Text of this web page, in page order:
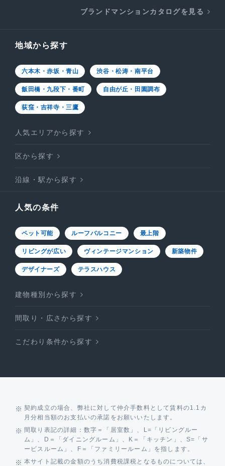
ブランドマンションカタログを見る
地域から探す
六本木・赤坂・青山 渋谷・松涛・南平台
飯田橋・九段下・番町 自由が丘・田園調布
荻窪・吉祥寺・三鷹
人気エリアから探す
区から探す
沿線・駅から探す
人気の条件
ペット可能 ルーフバルコニー 最上階
リビングが広い ヴィンテージマンション 新築物件
デザイナーズ テラスハウス
建物種別から探す
間取り・広さから探す
こだわり条件から探す
契約成立の場合、弊社に対して仲介手数料として賃料の1.1カ
月分相当額のお支払いの承諾をお願いいたします。
間取り表記の詳細：数字＝「居室数」、L=「リビングルー
ム」、D＝「ダイニングルーム」、K＝「キッチン」、S=「サ
ービスルーム」、F＝「ファミリールーム」を指します。
本サイト記載の金額のうち消費税課税となるものについては、